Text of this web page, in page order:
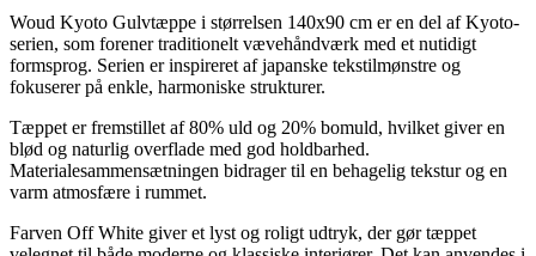
Woud Kyoto Gulvtæppe i størrelsen 140x90 cm er en del af Kyoto-
serien, som forener traditionelt vævehåndværk med et nutidigt
formsprog. Serien er inspireret af japanske tekstilmønstre og
fokuserer på enkle, harmoniske strukturer.
Tæppet er fremstillet af 80% uld og 20% bomuld, hvilket giver en
blød og naturlig overflade med god holdbarhed.
Materialesammensætningen bidrager til en behagelig tekstur og en
varm atmosfære i rummet.
Farven Off White giver et lyst og roligt udtryk, der gør tæppet